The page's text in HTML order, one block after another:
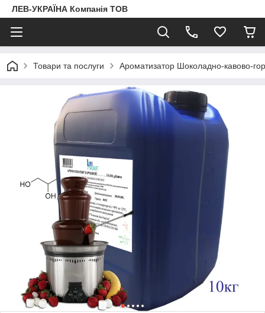
ЛЕВ-УКРАЇНА Компанія ТОВ
Товари та послуги Ароматизатор Шоколадно-кавово-